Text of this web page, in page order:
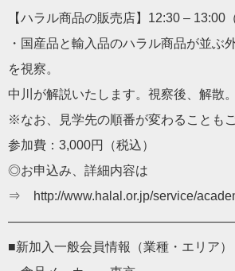
【ハラル商品の販売店】12:30 – 13:00
・国産品と輸入品のハラル商品が並ぶ
を視察。
中川が解説いたします。視察後、解散。
※なお、見学先の順番が変わることも
参加費：3,000円（税込）
◎お申込み、詳細内容は
⇒ http://www.halal.or.jp/service/
■新加入一般会員情報（業種・エリア）